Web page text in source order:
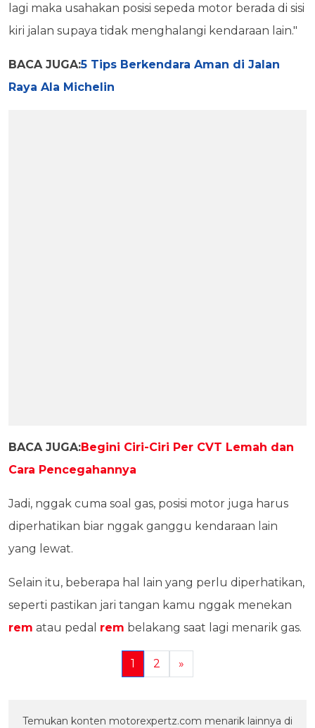
lagi maka usahakan posisi sepeda motor berada di sisi
kiri jalan supaya tidak menghalangi kendaraan lain."
BACA JUGA:5 Tips Berkendara Aman di Jalan
Raya Ala Michelin
BACA JUGA:Begini Ciri-Ciri Per CVT Lemah dan
Cara Pencegahannya
Jadi, nggak cuma soal gas, posisi motor juga harus
diperhatikan biar nggak ganggu kendaraan lain
yang lewat.
Selain itu, beberapa hal lain yang perlu diperhatikan,
seperti pastikan jari tangan kamu nggak menekan
rem atau pedal rem belakang saat lagi menarik gas.
1 2 »
Temukan konten motorexpertz.com menarik lainnya di